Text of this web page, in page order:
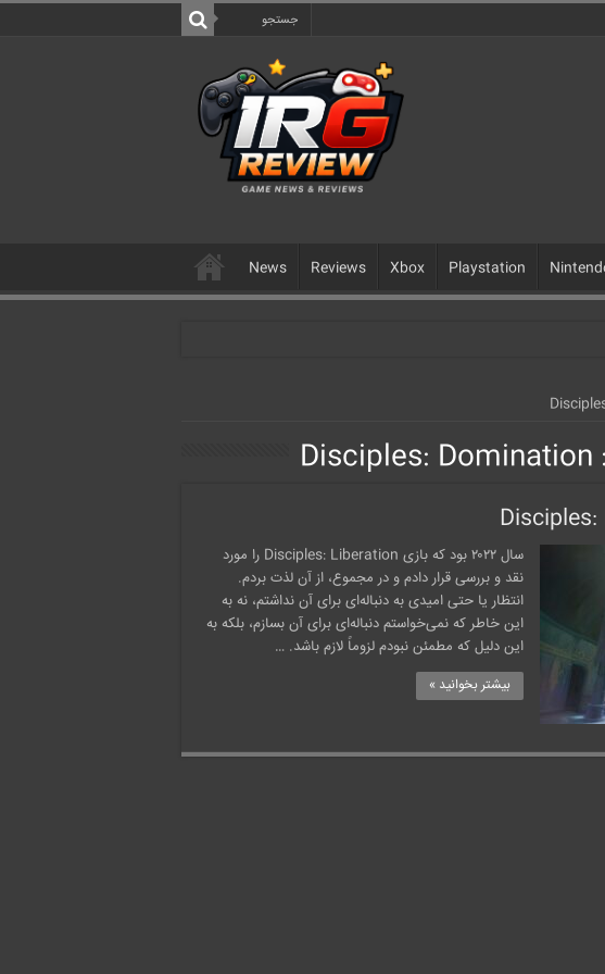
News Reviews Xbox Playstation
Disciples: Domination
سال ۲۰۲۲ بود که بازی Disciples: Liberation را مورد
نقد و بررسی قرار دادم و در مجموع، از آن لذت بردم.
انتظار یا حتی امیدی به دنباله‌ای برای آن نداشتم، نه به
این خاطر که نمی‌خواستم دنباله‌ای برای آن بسازم، بلکه به
این دلیل که مطمئن نبودم لزوماً لازم باشد. …
بیشتر بخوانید »